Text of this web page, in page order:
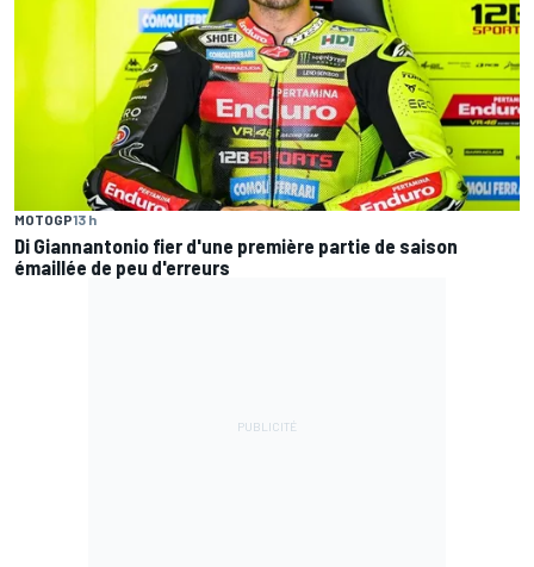
MOTOGP13 h
Di Giannantonio fier d'une première partie de saison
émaillée de peu d'erreurs